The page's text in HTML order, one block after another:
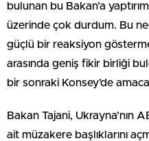
bulunan bu Bakan’a
üzerinde çok durdum. Bu
güçlü bir reaksiyon
arasında geniş fikir birliği
bir sonraki Konsey’de
Bakan Tajani, Ukrayna’nın
ait müzakere başlıklarını